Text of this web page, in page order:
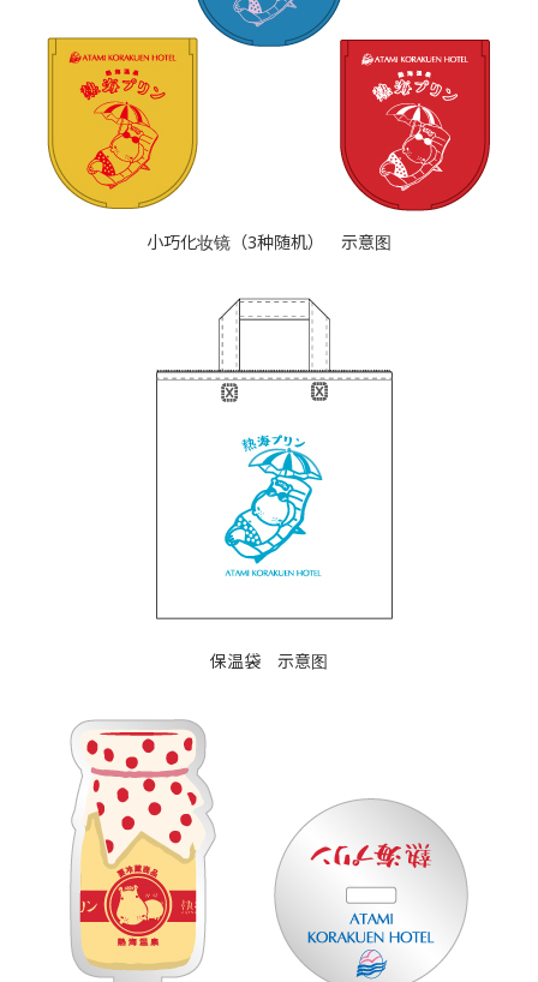
小巧化妆镜（3种随机） 示意图
保温袋 示意图